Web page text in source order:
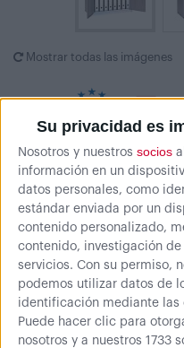
Su privacidad es
Nosotros y nuestros socios
información en un
datos personales, como
estándar enviada por un
contenido personalizado,
contenido, investigación
servicios. Con su permiso,
podemos utilizar datos de
identificación mediante
Puede hacer clic para
nosotros y a nuestros 1733
Mostrar todas las imágenes
Configura tu
Alto
900 mm 1800 mm